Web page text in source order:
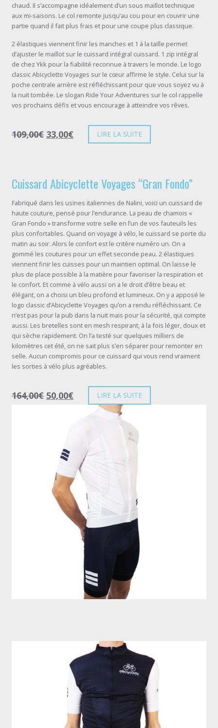
chaud. Il s’accompagne idéalement d’un sous maillot technique
aux mi-saisons. Le col remonte jusqu’au cou pour en couvrir une
partie quand il fait plus frais et pour une coupe plus classique.
2 élastiques viennent finir les manches et 1 à la taille permet
d’ajuster le maillot sur le cuissard intégral cuissard. 1 zip intégral
de chez Ykk pour la fiabilité reconnue à travers le monde. Le logo
classic Abicyclette Voyages sur le cœur affirme le style. Celui sur la
poche centrale arrière est réfléchissant pour que vous soyez vu à
la nuit tombée. Le slogan Ride Your Adventures sur le col rappelle
vos prochains défis et vous encourage à atteindre vos rêves.
109,00€ 33,00€ LIRE LA SUITE
Cuissard Abicyclette Voyages “Gran Fondo”
Fabriqué dans les usines italiennes de Nalini, voici un cuissard de
haute couture, pensé pour l’endurance. La peau de chamois «
Gran Fondo » transforme votre selle en l’un de vos fauteuils les
plus confortables. Quand on voyage à vélo, le cuissard se porte du
matin au soir. Alors le confort est le critère numéro un. On a
gommé les coutures pour un effet seconde peau. 2 élastiques
viennent finir les cuisses pour un maintien optimal. On laisse le
plus de place possible à la matière pour favoriser la respiration et
le confort. Et comme à vélo aussi on a le droit d’être beau et
élégant, on a choisi un bleu profond et lumineux. On y a apposé le
logo classic d’Abicyclette Voyages qu’on a rendu réfléchissant. Ce
n’est pas pour la pub dans la nuit mais pour la sécurité, qui compte
aussi. Les bretelles sont en mesh respirant, à la fois léger, doux et
qui sèche rapidement. On l’a testé sur quelques milliers de
kilomètres cet été, on ne sait plus s’en séparer pour remonter en
selle. Aucun compromis pour ce cuissard qui vous rend vraiment
les sorties à vélo plus agréables.
164,00€ 50,00€ LIRE LA SUITE